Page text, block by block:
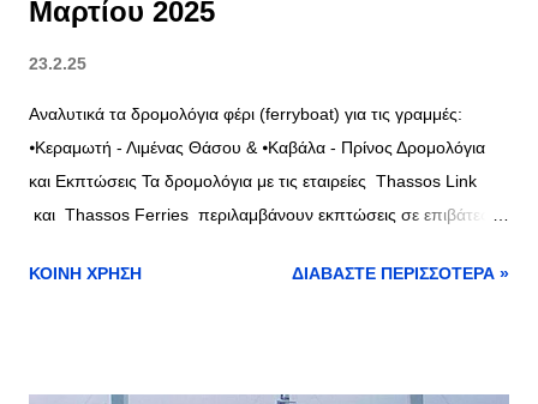
Μαρτίου 2025
23.2.25
Αναλυτικά τα δρομολόγια φέρι (ferryboat) για τις γραμμές:
⦁Κεραμωτή - Λιμένας Θάσου & ⦁Καβάλα - Πρίνος Δρομολόγια
και Εκπτώσεις Τα δρομολόγια με τις εταιρείες Thassos Link
και Thassos Ferries περιλαμβάνουν εκπτώσεις σε επιβάτες
πίνακα παρακάτω και συγκρίνετε τις τιμές με τις εκπτώσεις και
ΚΟΙΝΉ ΧΡΉΣΗ ΔΙΑΒΆΣΤΕ ΠΕΡΙΣΣΌΤΕΡΑ »